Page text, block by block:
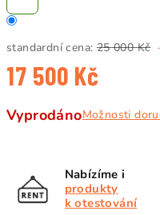
standardní cena: 25 000 Kč
17 500 Kč
cena:
VyprodánoMožnosti
Nabízíme i
produkty
k otestování